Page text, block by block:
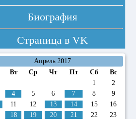
Биография
Страница в VK
Апрель 2017
Вт Ср Чт Пт Сб
Вс
1
2
4 5 6 7 8
9
11 12 13 14 15
16
18 19 20 21 22
23